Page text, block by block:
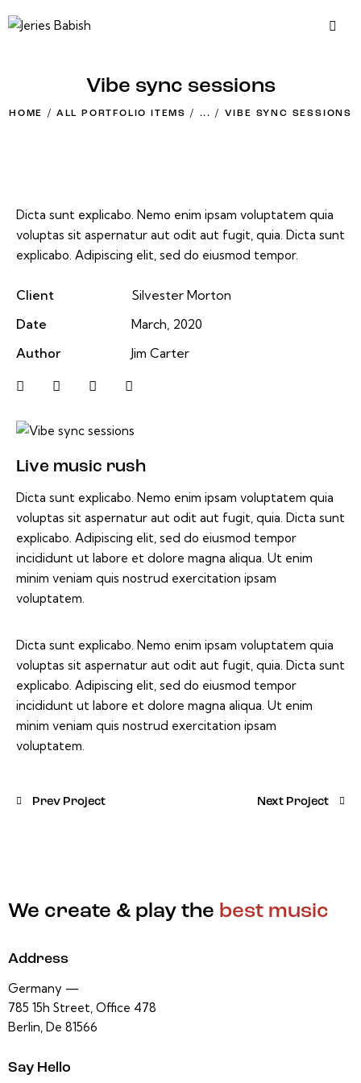
Vibe sync sessions
HOME ALL PORTFOLIO ITEMS ... VIBE SYNC SESSIONS
Dicta sunt explicabo. Nemo enim ipsam voluptatem quia
voluptas sit aspernatur aut odit aut fugit, quia. Dicta sunt
explicabo. Adipiscing elit, sed do eiusmod tempor.
Client
Silvester Morton
Date
March, 2020
Author
Jim Carter
Live music rush
Dicta sunt explicabo. Nemo enim ipsam voluptatem quia
voluptas sit aspernatur aut odit aut fugit, quia. Dicta sunt
explicabo. Adipiscing elit, sed do eiusmod tempor
incididunt ut labore et dolore magna aliqua. Ut enim
minim veniam quis nostrud exercitation ipsam
voluptatem.
Dicta sunt explicabo. Nemo enim ipsam voluptatem quia
voluptas sit aspernatur aut odit aut fugit, quia. Dicta sunt
explicabo. Adipiscing elit, sed do eiusmod tempor
incididunt ut labore et dolore magna aliqua. Ut enim
minim veniam quis nostrud exercitation ipsam
voluptatem.
Prev Project Next Project
We create & play the best music
Address
Germany —
785 15h Street, Office 478
Berlin, De 81566
Say Hello